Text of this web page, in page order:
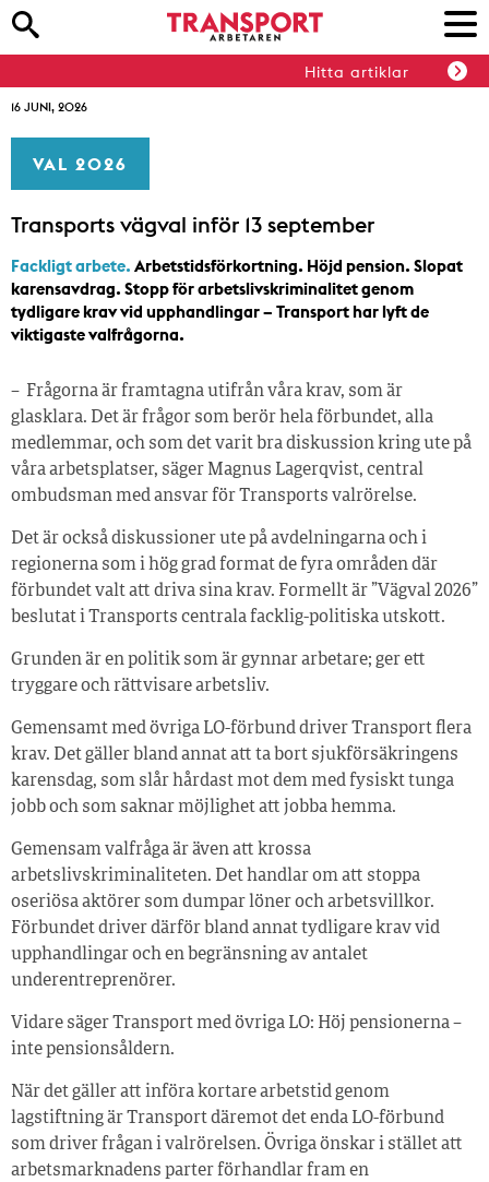
Hitta artiklar
16 JUNI, 2026
VAL 2026
Transports vägval inför 13 september
Fackligt arbete. Arbetstidsförkortning. Höjd pension. Slopat
karensavdrag. Stopp för arbetslivskriminalitet genom
tydligare krav vid upphandlingar – Transport har lyft de
viktigaste valfrågorna.
– Frågorna är framtagna utifrån våra krav, som är
glasklara. Det är frågor som berör hela förbundet, alla
medlemmar, och som det varit bra diskussion kring ute på
våra arbetsplatser, säger Magnus Lagerqvist, central
ombudsman med ansvar för Transports valrörelse.
Det är också diskussioner ute på avdelningarna och i
regionerna som i hög grad format de fyra områden där
förbundet valt att driva sina krav. Formellt är ”Vägval 2026”
beslutat i Transports centrala facklig-politiska utskott.
Grunden är en politik som är gynnar arbetare; ger ett
tryggare och rättvisare arbetsliv.
Gemensamt med övriga LO-förbund driver Transport flera
krav. Det gäller bland annat att ta bort sjukförsäkringens
karensdag, som slår hårdast mot dem med fysiskt tunga
jobb och som saknar möjlighet att jobba hemma.
Gemensam valfråga är även att krossa
arbetslivskriminaliteten. Det handlar om att stoppa
oseriösa aktörer som dumpar löner och arbetsvillkor.
Förbundet driver därför bland annat tydligare krav vid
upphandlingar och en begränsning av antalet
underentreprenörer.
Vidare säger Transport med övriga LO: Höj pensionerna –
inte pensionsåldern.
När det gäller att införa kortare arbetstid genom
lagstiftning är Transport däremot det enda LO-förbund
som driver frågan i valrörelsen. Övriga önskar i stället att
arbetsmarknadens parter förhandlar fram en